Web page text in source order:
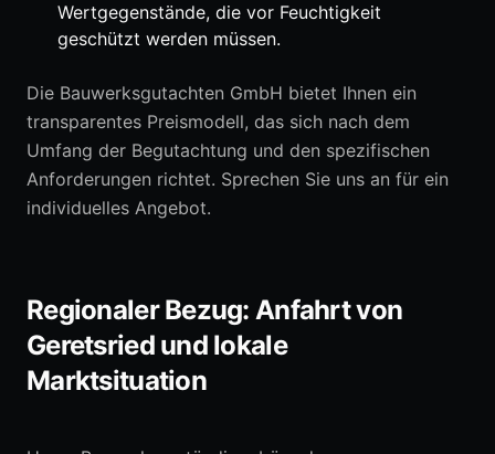
Wertgegenstände, die vor Feuchtigkeit
geschützt werden müssen.
Die Bauwerksgutachten GmbH bietet Ihnen ein
transparentes Preismodell, das sich nach dem
Umfang der Begutachtung und den spezifischen
Anforderungen richtet. Sprechen Sie uns an für ein
individuelles Angebot.
Regionaler Bezug: Anfahrt von
Geretsried und lokale
Marktsituation